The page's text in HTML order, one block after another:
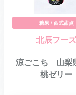
糖果 / 西式甜点
北辰フーズ
涼ごこち 山梨
桃ゼリー